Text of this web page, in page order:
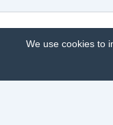
Fructe |
We use cookies to